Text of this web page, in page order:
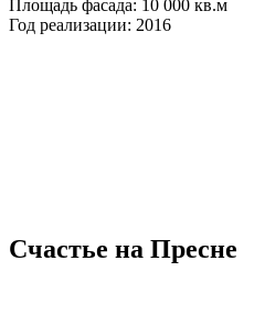
Площадь фасада: 10 000 кв.м
Год реализации: 2016
Счастье на Пресне